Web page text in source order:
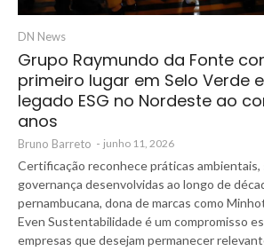
DN News
Grupo Raymundo da Fonte
primeiro lugar em Selo Verde
legado ESG no Nordeste ao
anos
Bruno Barreto - junho 11, 2026
Certificação reconhece práticas ambientais,
governança desenvolvidas ao longo de
pernambucana, dona de marcas como
Even Sustentabilidade é um compromisso
empresas que desejam permanecer